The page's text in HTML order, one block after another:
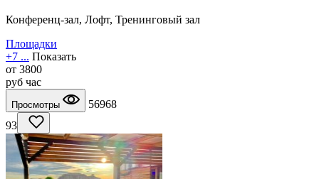
Конференц-зал, Лофт, Тренинговый зал
Площадки
+7 ... Показать
от 3800
руб час
Просмотры
56968
93